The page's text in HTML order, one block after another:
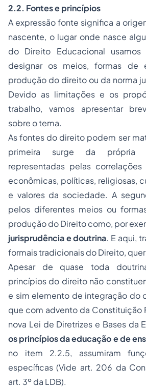
2.2. Fontes e princípios
A expressão fonte significa a
nascente, o lugar onde nasce
do Direito Educacional usamos
designar os meios, formas de
produção do direito ou da norma
Devido as limitações e os
trabalho, vamos apresentar
sobre o tema.
As fontes do direito podem ser
primeira surge da própria
representadas pelas
econômicas, políticas, religiosas,
e valores da sociedade. A
pelos diferentes meios ou
produção do Direito como, por
jurisprudência e doutrina. E aqui,
formais tradicionais do Direito,
Apesar de quase toda
princípios do direito não
e sim elemento de integração do
que com advento da Constituição
nova Lei de Diretrizes e Bases da
os princípios da educação e de
no item 2.2.5, assumiram
específicas (Vide art. 206 da
art. 3º da LDB).